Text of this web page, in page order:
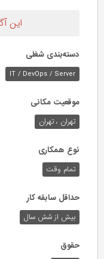
این
دسته‌بندی شغلی
IT / DevOps / Server
موقعیت مکانی
تهران ، تهران
نوع همکاری
تمام وقت
حداقل سابقه کار
بیش از شش سال
حقوق